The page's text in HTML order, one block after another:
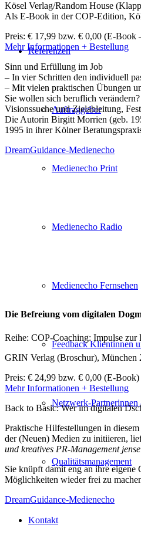
Referenzen
Auftraggeber
Medienecho Print
Medienecho Radio
Medienecho Fernsehen
Feedback Klientinnen
Netzwerk-Partnerinnen
Qualitätsmanagement
Kontakt
Kösel Verlag/Random House
Als E-Book in der COP-Edition,
Preis: € 17,99 bzw. € 0,00 (E-Book
Mehr Informationen + Bestellung
Sinn und Erfüllung im Job
– In vier Schritten den individuell
– Mit vielen praktischen Übungen
Sie wollen sich beruflich
Visionssuche und Zielableitung,
Die Autorin Birgitt Morrien (geb.
1995 in ihrer Kölner
DreamGuidance-Medienecho
Die Befreiung vom digitalen
Reihe: COP-Coaching: Impulse
GRIN Verlag (Broschur), München
Preis: € 24,99 bzw. € 0,00 (E-Book)
Mehr Informationen + Bestellung
Back to Basic: Wer im digitalen
Praktische Hilfestellungen in
der (Neuen) Medien zu initiieren,
und kreatives PR-Management
Sie knüpft damit eng an ihre
Möglichkeiten wieder frei zu
DreamGuidance-Medienecho